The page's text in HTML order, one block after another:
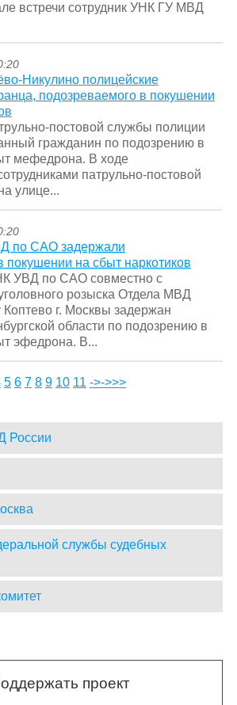
встречи сотрудник УНК ГУ МВД
Никулино полицейские
подозреваемого в покушении
постовой службы полиции
гражданин по подозрению в
мефедрона. В ходе
патрульно-постовой
улице...
по САО задержали
покушении на сбыт наркотиков
УВД по САО совместно с
розыска Отдела МВД
Коптево г. Москвы задержан
области по подозрению в
эфедрона. В...
5 6 7 8 9 10 11 ->->>>
России
службы судебных
проект